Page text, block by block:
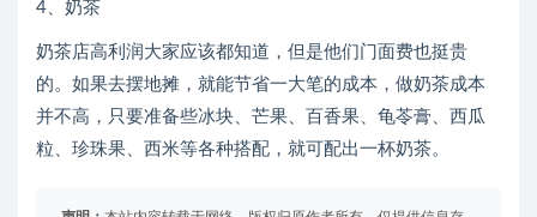
4、奶茶
奶茶店高利润大家应该都知道，但是他们门面费也挺贵
的。如果去摆地摊，就能节省一大笔的成本，做奶茶成本
并不高，只要准备些冰块、芒果、百香果、龟苓膏、西瓜
粒、珍珠果、西米等各种搭配，就可配出一杯奶茶。